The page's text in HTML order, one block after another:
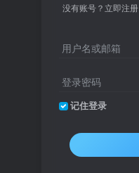
没有账号？立即注册
用户名或邮箱
登录密码
记住登录